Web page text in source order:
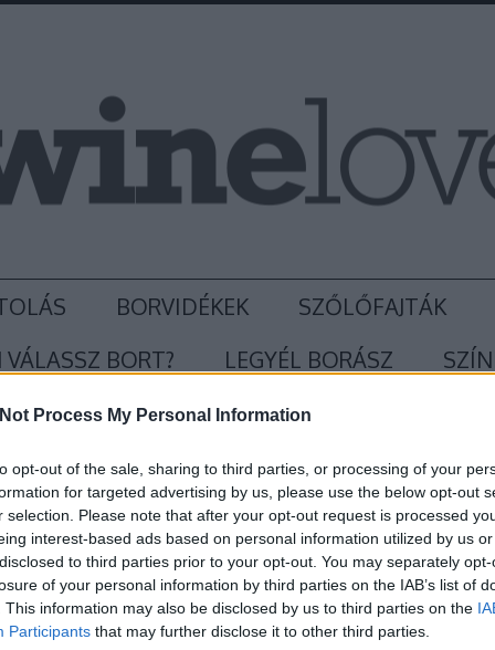
Process My Personal Information
opt-out of the sale, sharing to third parties, or processing of your
for targeted advertising by us, please use the below opt-out
selection. Please note that after your opt-out request is processed
interest-based ads based on personal information utilized by us
to third parties prior to your opt-out. You may separately
of your personal information by third parties on the IAB’s list of
This information may also be disclosed by us to third parties on the
Participants that may further disclose it to other third parties.
BORVIDÉKEK SZŐLŐFAJTÁK
BORT?
LEGYÉL BORÁSZ
de léteznek: nagyvárosi